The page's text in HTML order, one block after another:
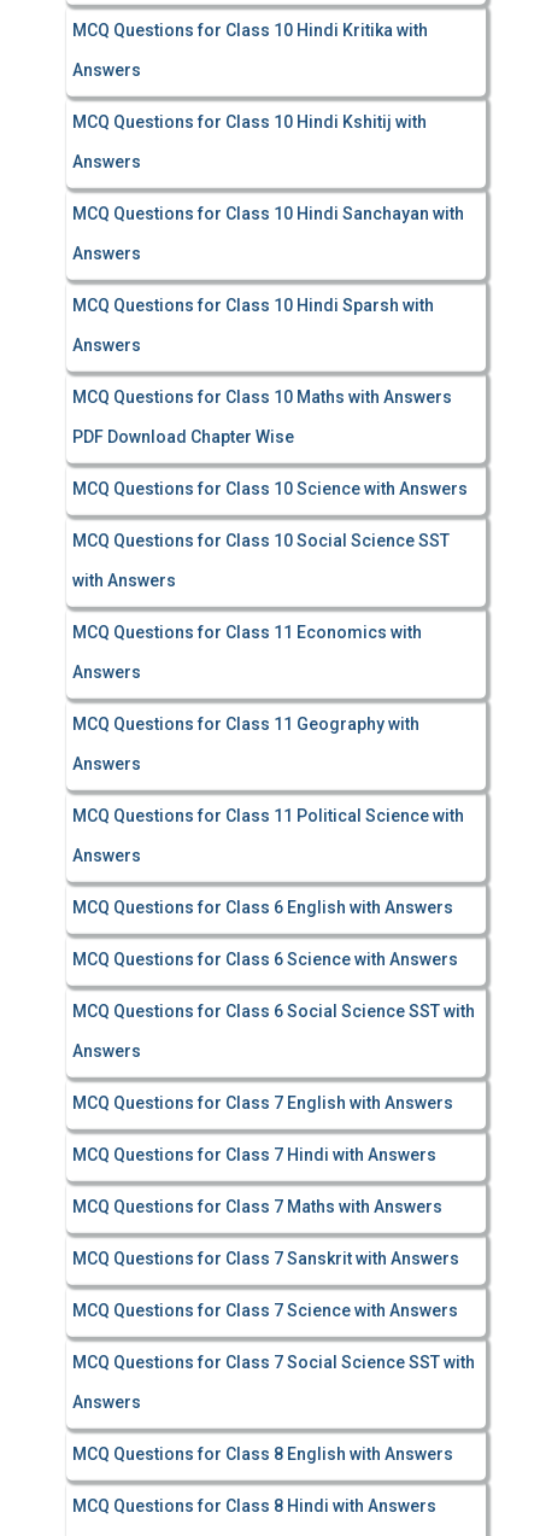
MCQ Questions for Class 10 Hindi Kritika with
Answers
MCQ Questions for Class 10 Hindi Kshitij with
Answers
MCQ Questions for Class 10 Hindi Sanchayan with
Answers
MCQ Questions for Class 10 Hindi Sparsh with
Answers
MCQ Questions for Class 10 Maths with Answers
PDF Download Chapter Wise
MCQ Questions for Class 10 Science with Answers
MCQ Questions for Class 10 Social Science SST
with Answers
MCQ Questions for Class 11 Economics with
Answers
MCQ Questions for Class 11 Geography with
Answers
MCQ Questions for Class 11 Political Science with
Answers
MCQ Questions for Class 6 English with Answers
MCQ Questions for Class 6 Science with Answers
MCQ Questions for Class 6 Social Science SST with
Answers
MCQ Questions for Class 7 English with Answers
MCQ Questions for Class 7 Hindi with Answers
MCQ Questions for Class 7 Maths with Answers
MCQ Questions for Class 7 Sanskrit with Answers
MCQ Questions for Class 7 Science with Answers
MCQ Questions for Class 7 Social Science SST with
Answers
MCQ Questions for Class 8 English with Answers
MCQ Questions for Class 8 Hindi with Answers